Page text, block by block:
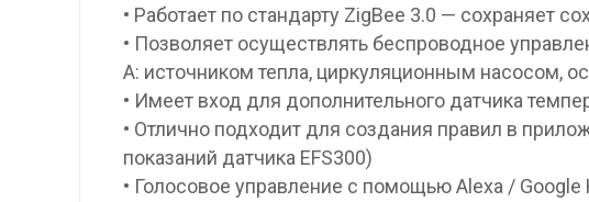
• Работает по стандарту ZigBee 3.0 — сохраняет
• Позволяет осуществлять беспроводное
А: источником тепла, циркуляционным насосом,
• Имеет вход для дополнительного датчика
• Отлично подходит для создания правил в
показаний датчика EFS300)
• Голосовое управление с помощью Alexa / Google